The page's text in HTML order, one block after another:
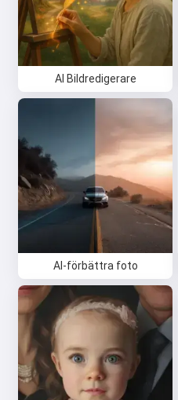
AI Bildredigerare
AI-förbättra foto